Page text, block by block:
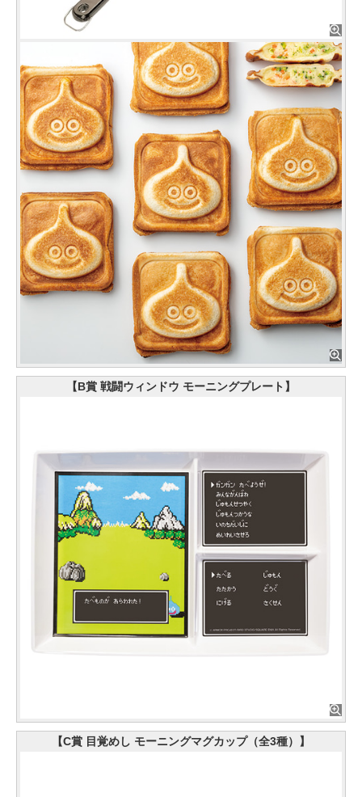
【B賞 戦闘ウィンドウ モーニングプレート】
【C賞 目覚めし モーニングマグカップ（全3種）】